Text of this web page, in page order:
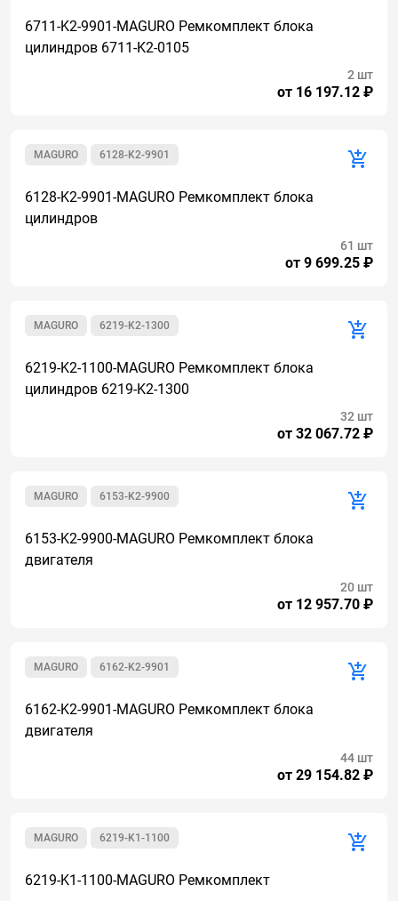
6711-K2-9901-MAGURO Ремкомплект блока
цилиндров 6711-K2-0105
от 16 197.12 ₽
2 шт
6128-K2-9901
MAGURO
6128-K2-9901-MAGURO Ремкомплект блока
цилиндров
от 9 699.25 ₽
61 шт
6219-K2-1300
MAGURO
6219-K2-1100-MAGURO Ремкомплект блока
цилиндров 6219-K2-1300
от 32 067.72 ₽
32 шт
6153-K2-9900
MAGURO
6153-K2-9900-MAGURO Ремкомплект блока
двигателя
от 12 957.70 ₽
20 шт
6162-K2-9901
MAGURO
6162-K2-9901-MAGURO Ремкомплект блока
двигателя
от 29 154.82 ₽
44 шт
6219-K1-1100
MAGURO
6219-K1-1100-MAGURO Ремкомплект